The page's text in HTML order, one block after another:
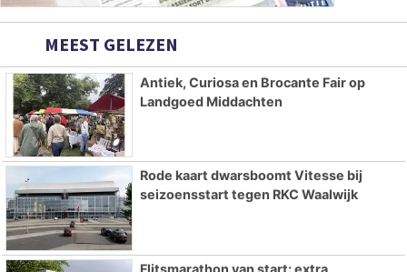
MEEST GELEZEN
Antiek, Curiosa en Brocante Fair op
Landgoed Middachten
Rode kaart dwarsboomt Vitesse bij
seizoensstart tegen RKC Waalwijk